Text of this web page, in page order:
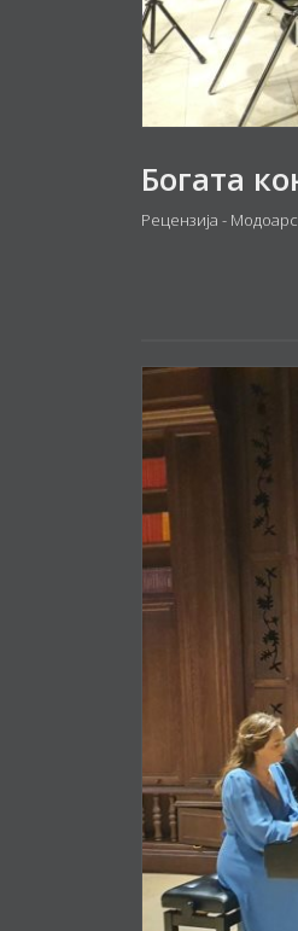
Рецензија - Модоарс